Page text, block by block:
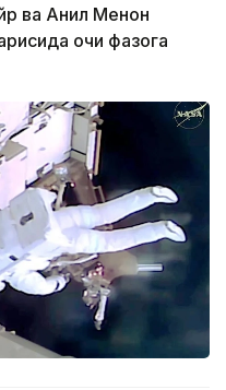
ва Анил Менон
очиқ фазога